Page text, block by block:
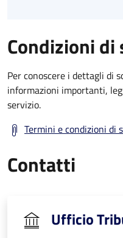
Condizioni di
Per conoscere i dettagli di
informazioni importanti,
servizio.
Termini e condizioni di
Contatti
Ufficio